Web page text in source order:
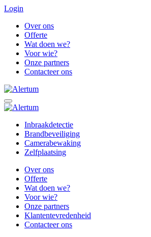
Login
Over ons
Offerte
Wat doen we?
Voor wie?
Onze partners
Contacteer ons
Inbraakdetectie
Brandbeveiliging
Camerabewaking
Zelfplaatsing
Over ons
Offerte
Wat doen we?
Voor wie?
Onze partners
Klantentevredenheid
Contacteer ons